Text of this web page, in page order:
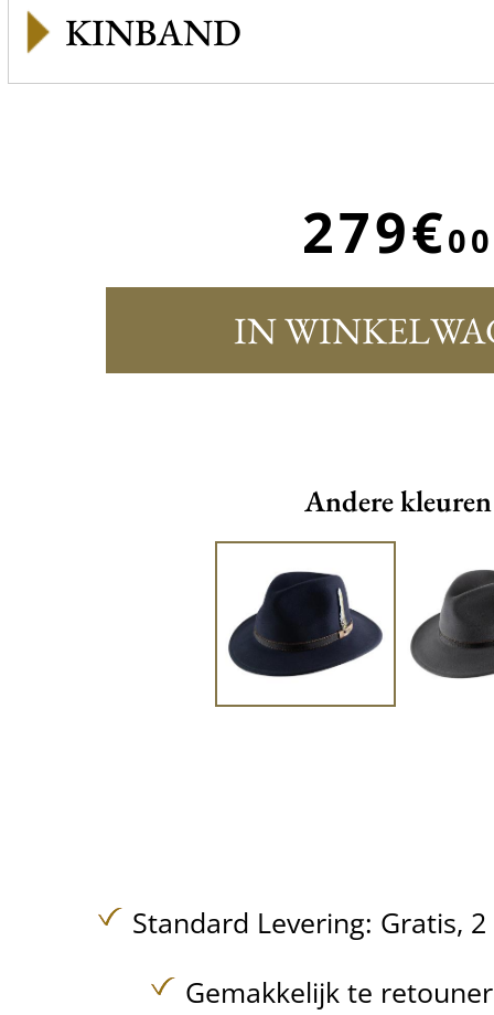
KINBAND
279€00
IN
Andere kleuren
Standard Levering: Gratis,
Gemakkelijk te